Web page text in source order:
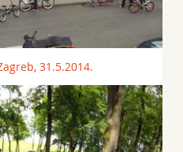
31.5.2014.